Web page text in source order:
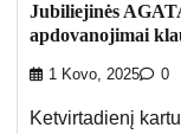
Jubiliejinės
apdovanojimai
1 Kovo, 2025 0
Ketvirtadienį